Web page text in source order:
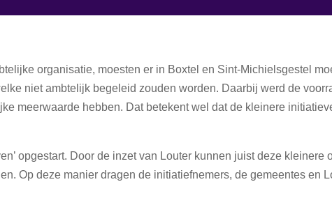
organisatie, moesten er in Boxtel en Sint-Michielsgestel
niet ambtelijk begeleid zouden worden. Daarbij werd de
meerwaarde hebben. Dat betekent wel dat de kleinere
opgestart. Door de inzet van Louter kunnen juist deze kleinere
Op deze manier dragen de initiatiefnemers, de gemeentes en